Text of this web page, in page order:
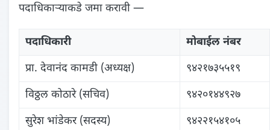
पदाधिकाऱ्याकडे जमा करावी —
पदाधिकारी
मोबाईल नंबर
प्रा. देवानंद कामडी (अध्यक्ष)
९४२१७३५५१९
विठ्ठल कोठारे (सचिव)
९४२०१४४९२७
सुरेश भांडेकर (सदस्य)
९४२२१५४१०५